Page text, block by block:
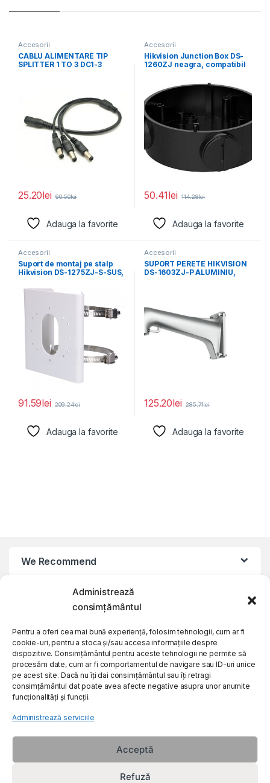
Administrează
consimțământul
Pentru a oferi cea mai bună experiență, folosim tehnologii, cum ar fi
cookie-uri, pentru a stoca și/sau accesa informațiile despre
dispozitive. Consimțământul pentru aceste tehnologii ne permite să
procesăm date, cum ar fi comportamentul de navigare sau ID-uri unice
pe acest site. Dacă nu îți dai consimțământul sau îți retragi
consimțământul dat poate avea afecte negative asupra unor anumite
funcționalități și funcții.
Administrează serviciile
Acceptă
Refuză
Accesorii
CABLU ALIMENTARE TIP
SPLITTER 1 TO 3 DC1-3
25.20lei 60.50lei
Adauga la favorite
Accesorii
Hikvision Junction Box DS-
1260ZJ neagra, compatibil
50.41lei 114.28lei
Adauga la favorite
Accesorii
Suport de montaj pe stalp
Hikvision DS-1275ZJ-S-SUS,
91.59lei 209.24lei
Adauga la favorite
Accesorii
SUPORT PERETE HIKVISION
DS-1603ZJ-P ALUMINIU,
125.20lei 285.71lei
Adauga la favorite
We Recommend
My Account
Customer Care
About Us